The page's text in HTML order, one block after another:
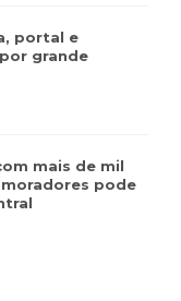
portal e
grande
mais de mil
pode